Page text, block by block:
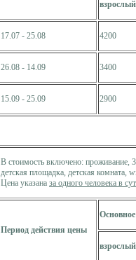
взрослый
17.07 - 25.08 4200
26.08 - 14.09 3400
15.09 - 25.09 2900
В стоимость включено: проживание,
детская площадка, детская комната,
Цена указана за одного человека в
Период действия цены
взрослый